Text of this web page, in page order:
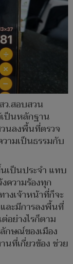
ว.สอบสวน
ป็นหลักฐาน
นลงพื้นที่ตรวจ
ามเป็นธรรมกับ
เป็นประจำ แทบ
ความร้องทุก
างเจ้าหน้าที่ก็จะ
ละมีการลงพื้นที่
อย่างไรก็ตาม
กษณ์ของเมือง
นที่เกี่ยวข้อง ช่วย